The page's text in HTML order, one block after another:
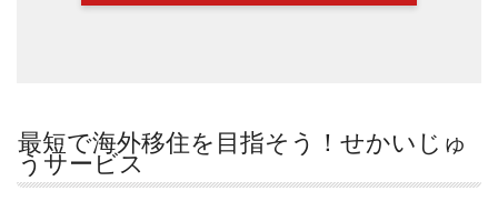
最短で海外移住を目指そう！せかいじゅ
うサービス